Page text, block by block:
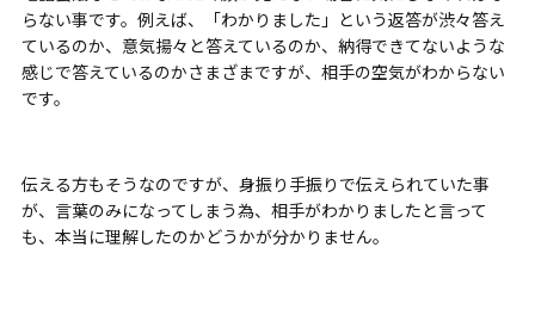
らない事です。例えば、 「わかりました」という返答が渋々答え
ているのか、意気揚々と答えているのか、納得できてないような
感じで答えているのかさまざまですが、 相手の空気がわからない
です。
伝える方もそうなのですが、 身振り手振りで伝えられていた事
が、言葉のみになってしまう為、 相手がわかりましたと言って
も、本当に理解したのかどうかが分かりません。